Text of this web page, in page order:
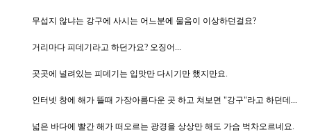
무섭지 않냐는 강구에 사시는 어느분에 물음이 이상하던걸요?
거리마다 피데기라고 하던가요? 오징어...
곳곳에 널려있는 피데기는 입맛만 다시기만 했지만요.
인터넷 창에 해가 뜰때 가장아름다운 곳 하고 쳐보면 "강구"라고 하던데...
넓은 바다에 빨간 해가 떠오르는 광경을 상상만 해도 가슴 벅차오르네요.